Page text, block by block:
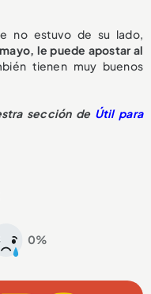
no estuvo de su lado,
le puede apostar al
tienen muy buenos
sección de Útil para
0%